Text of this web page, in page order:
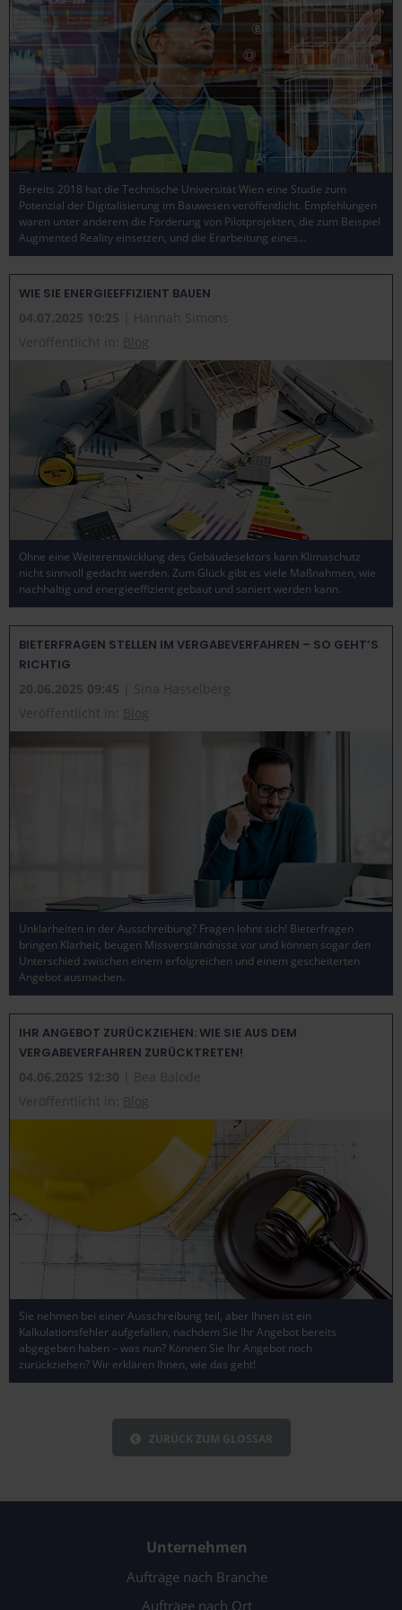
Einstellungen am unteren Ende der Webseite klicken.
Weitere Informationen erhalten Sie in unserer
Datenschutzerklärung
und im Impressum.
Bereits 2018 hat die Technische Universität Wien eine Studie zum
Potenzial der Digitalisierung im Bauwesen veröffentlicht. Empfehlungen
waren unter anderem die Förderung von Pilotprojekten, die zum Beispiel
Augmented Reality einsetzen, und die Erarbeitung eines…
WIE SIE ENERGIEEFFIZIENT BAUEN
04.07.2025 10:25
| Hannah Simons
Veröffentlicht in:
Blog
Ohne eine Weiterentwicklung des Gebäudesektors kann Klimaschutz
nicht sinnvoll gedacht werden. Zum Glück gibt es viele Maßnahmen, wie
nachhaltig und energieeffizient gebaut und saniert werden kann.
BIETERFRAGEN STELLEN IM VERGABEVERFAHREN – SO GEHT’S
RICHTIG
20.06.2025 09:45
| Sina Hasselberg
Veröffentlicht in:
Blog
Unklarheiten in der Ausschreibung? Fragen lohnt sich! Bieterfragen
bringen Klarheit, beugen Missverständnisse vor und können sogar den
Unterschied zwischen einem erfolgreichen und einem gescheiterten
Angebot ausmachen.
IHR ANGEBOT ZURÜCKZIEHEN: WIE SIE AUS DEM
VERGABEVERFAHREN ZURÜCKTRETEN!
04.06.2025 12:30
| Bea Balode
Veröffentlicht in:
Blog
Sie nehmen bei einer Ausschreibung teil, aber Ihnen ist ein
Kalkulationsfehler aufgefallen, nachdem Sie Ihr Angebot bereits
abgegeben haben – was nun? Können Sie Ihr Angebot noch
zurückziehen? Wir erklären Ihnen, wie das geht!
ZURÜCK ZUM GLOSSAR
Unternehmen
Aufträge nach Branche
Aufträge nach Ort